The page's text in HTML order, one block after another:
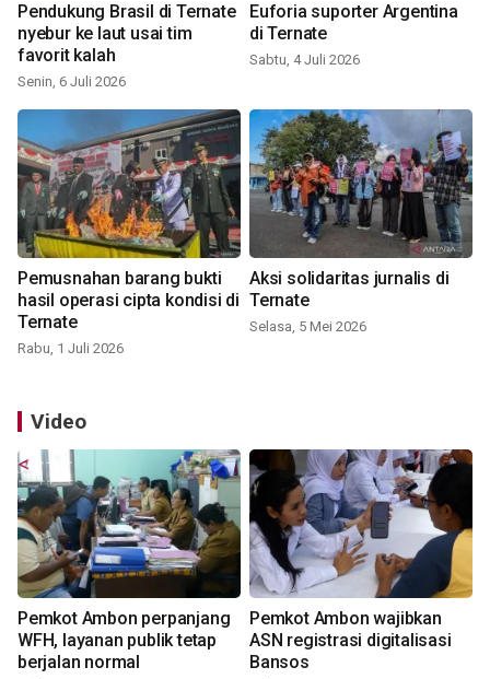
Pendukung Brasil di Ternate
nyebur ke laut usai tim
favorit kalah
Senin, 6 Juli 2026
Euforia suporter Argentina
di Ternate
Sabtu, 4 Juli 2026
Pemusnahan barang bukti
hasil operasi cipta kondisi di
Ternate
Rabu, 1 Juli 2026
Aksi solidaritas jurnalis di
Ternate
Selasa, 5 Mei 2026
Video
Pemkot Ambon perpanjang
WFH, layanan publik tetap
berjalan normal
Pemkot Ambon wajibkan
ASN registrasi digitalisasi
Bansos